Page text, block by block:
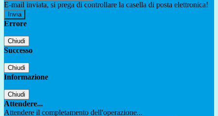
E-mail inviata, si prega di controllare la casella di posta elettronica!
Errore
Chiudi
Successo
Chiudi
Informazione
Chiudi
Attendere...
Attendere il completamento dell'operazione...